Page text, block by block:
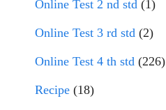
Online Test 2 nd std (1)
Online Test 3 rd std (2)
Online Test 4 th std (226)
Recipe (18)